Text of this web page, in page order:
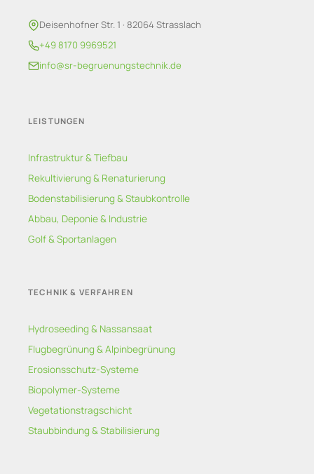
Deisenhofner Str. 1 · 82064 Strasslach
+49 8170 9969521
info@sr-begruenungstechnik.de
LEISTUNGEN
Infrastruktur & Tiefbau
Rekultivierung & Renaturierung
Bodenstabilisierung & Staubkontrolle
Abbau, Deponie & Industrie
Golf & Sportanlagen
TECHNIK & VERFAHREN
Hydroseeding & Nassansaat
Flugbegrünung & Alpinbegrünung
Erosionsschutz-Systeme
Biopolymer-Systeme
Vegetationstragschicht
Staubbindung & Stabilisierung